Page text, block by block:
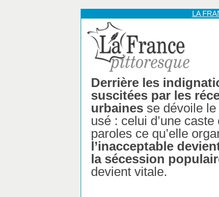
LA
Derrière les
suscitées par les
urbaines se dévoile
usé : celui d’une
paroles ce qu’elle
l’inacceptable
la sécession
devient vitale.